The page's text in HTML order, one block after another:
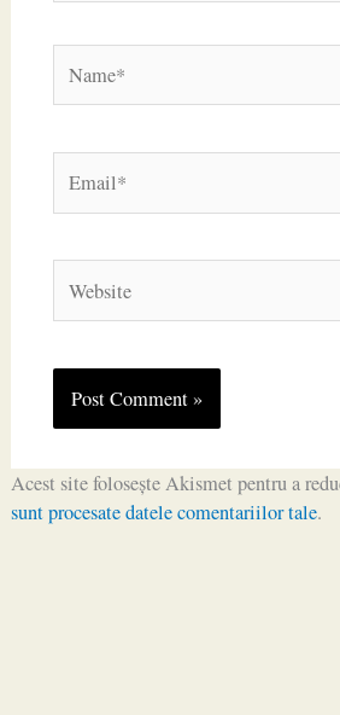
Acest site folosește Akismet pentru a
sunt procesate datele comentariilor tale.